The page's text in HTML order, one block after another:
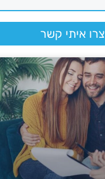
צרו איתי קשר